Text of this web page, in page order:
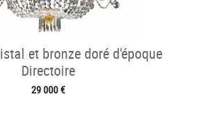
et bronze doré d'époque
Directoire
29 000 €